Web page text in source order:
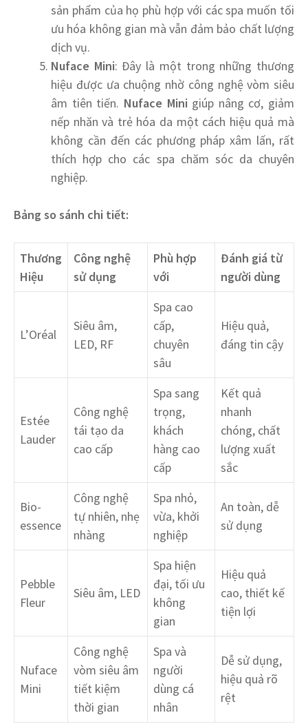
sản phẩm của họ phù hợp với các spa muốn tối
ưu hóa không gian mà vẫn đảm bảo chất lượng
dịch vụ.
Nuface Mini: Đây là một trong những thương
hiệu được ưa chuộng nhờ công nghệ vòm siêu
âm tiên tiến. Nuface Mini giúp nâng cơ, giảm
nếp nhăn và trẻ hóa da một cách hiệu quả mà
không cần đến các phương pháp xâm lấn, rất
thích hợp cho các spa chăm sóc da chuyên
nghiệp.
Bảng so sánh chi tiết:
Thương
Hiệu
Công nghệ
sử dụng
Phù hợp
với
Đánh giá từ
người dùng
L’Oréal
Siêu âm,
LED, RF
Spa cao
cấp,
chuyên
sâu
Hiệu quả,
đáng tin cậy
Estée
Lauder
Công nghệ
tái tạo da
cao cấp
Spa sang
trọng,
khách
hàng cao
cấp
Kết quả
nhanh
chóng, chất
lượng xuất
sắc
Bio-
essence
Công nghệ
tự nhiên, nhẹ
nhàng
Spa nhỏ,
vừa, khởi
nghiệp
An toàn, dễ
sử dụng
Pebble
Fleur
Siêu âm, LED
Spa hiện
đại, tối ưu
không
gian
Hiệu quả
cao, thiết kế
tiện lợi
Nuface
Mini
Công nghệ
vòm siêu âm
tiết kiệm
thời gian
Spa và
người
dùng cá
nhân
Dễ sử dụng,
hiệu quả rõ
rệt